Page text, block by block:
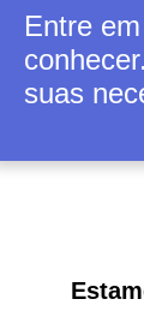
Entre
suas